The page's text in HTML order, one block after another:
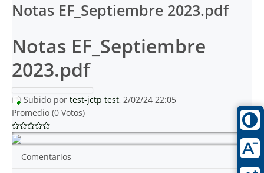
Notas EF_Septiembre 2023.pdf
Notas EF_Septiembre
2023.pdf
Subido por test-jctp test, 2/02/24 22:05
Promedio (0 Votos)
Comentarios